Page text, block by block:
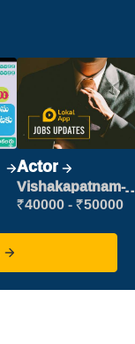
Actor
Vishakapatnam-
new
₹40000 - ₹50000